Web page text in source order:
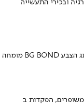
ובכירי התעשייה